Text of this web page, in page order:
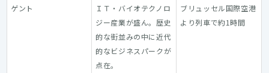
ゲント
ＩＴ・バイオテクノロ
ジー産業が盛ん。歴史
的な街並みの中に近代
的なビジネスパークが
点在。
ブリュッセル国際空港
より列車で約1時間